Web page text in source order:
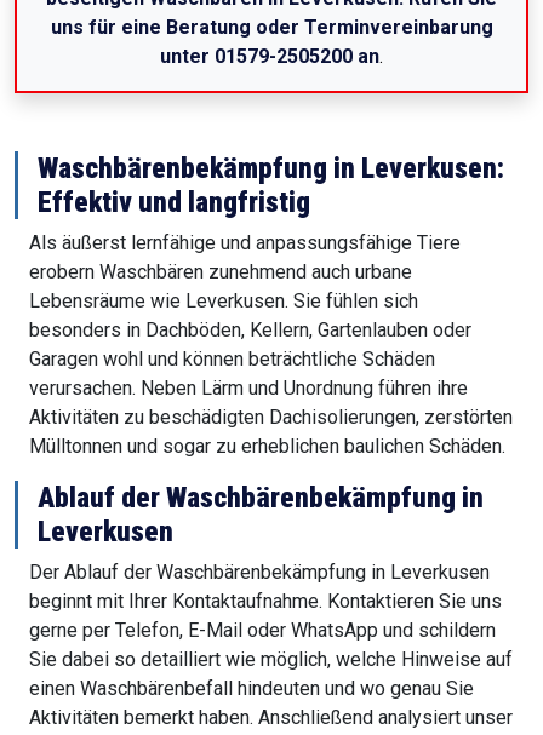
uns für eine Beratung oder Terminvereinbarung
unter 01579-2505200 an.
Waschbärenbekämpfung in Leverkusen:
Effektiv und langfristig
Als äußerst lernfähige und anpassungsfähige Tiere
erobern Waschbären zunehmend auch urbane
Lebensräume wie Leverkusen. Sie fühlen sich
besonders in Dachböden, Kellern, Gartenlauben oder
Garagen wohl und können beträchtliche Schäden
verursachen. Neben Lärm und Unordnung führen ihre
Aktivitäten zu beschädigten Dachisolierungen, zerstörten
Mülltonnen und sogar zu erheblichen baulichen Schäden.
Ablauf der Waschbärenbekämpfung in
Leverkusen
Der Ablauf der Waschbärenbekämpfung in Leverkusen
beginnt mit Ihrer Kontaktaufnahme. Kontaktieren Sie uns
gerne per Telefon, E-Mail oder WhatsApp und schildern
Sie dabei so detailliert wie möglich, welche Hinweise auf
einen Waschbärenbefall hindeuten und wo genau Sie
Aktivitäten bemerkt haben. Anschließend analysiert unser